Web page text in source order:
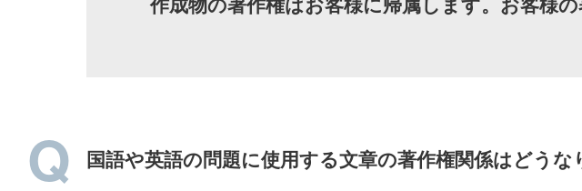
作成物の著作権はお客様に帰属します。お客様
国語や英語の問題に使用する文章の著作権関係はどうな